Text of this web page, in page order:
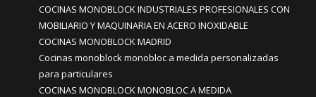
COCINAS MONOBLOCK INDUSTRIALES PROFESIONALES CON
MOBILIARIO Y MAQUINARIA EN ACERO INOXIDABLE
COCINAS MONOBLOCK MADRID
Cocinas monoblock monobloc a medida personalizadas
para particulares
COCINAS MONOBLOCK MONOBLOC A MEDIDA